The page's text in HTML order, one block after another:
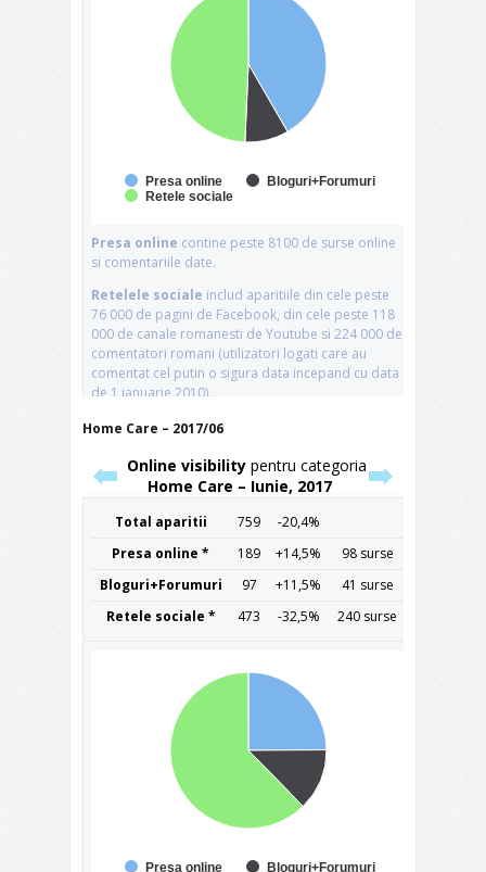
Home Care – 2017/06